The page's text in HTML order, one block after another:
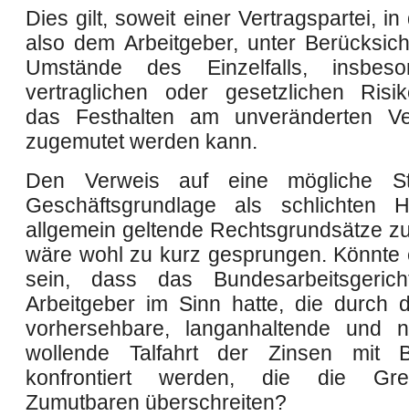
Dies gilt, soweit einer Vertragspartei, in
also dem Arbeitgeber, unter
Umstände des Einzelfalls,
vertraglichen oder gesetzlichen
das Festhalten am unveränderten
zugemutet werden kann.
Den Verweis auf eine mögliche
Geschäftsgrundlage als schlichten
allgemein geltende Rechtsgrundsätze
wäre wohl zu kurz gesprungen. Könnte
sein, dass das
Arbeitgeber im Sinn hatte, die durch
vorhersehbare, langanhaltende und
wollende Talfahrt der Zinsen mit
konfrontiert werden, die die
Zumutbaren überschreiten?